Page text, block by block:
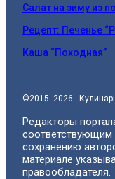
Салат на зиму из
Рецепт: Печенье
Каша “Походная”
©2015- 2026 -
Редакторы
соответствующим
сохранению
материале
правообладателя.